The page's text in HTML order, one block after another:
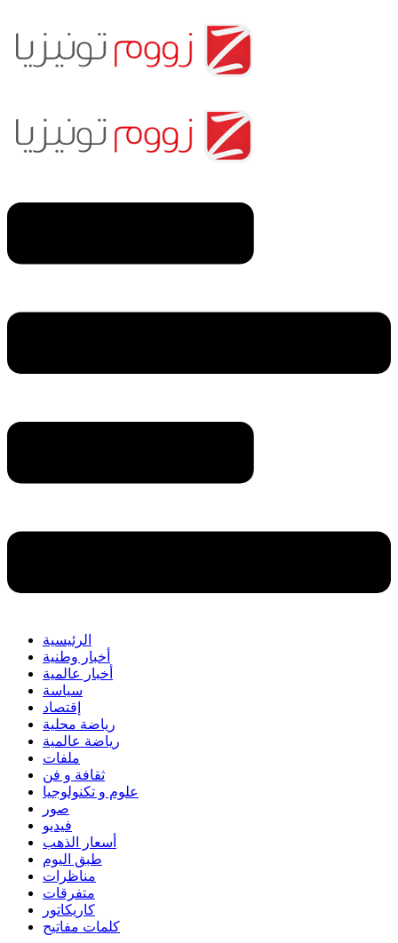
الرئيسية
أخبار وطنية
أخبار عالمية
سياسة
إقتصاد
رياضة محلية
رياضة عالمية
ملفات
ثقافة و فن
علوم و تكنولوجيا
صور
فيديو
أسعار الذهب
طبق اليوم
مناظرات
متفرقات
كاريكاتور
كلمات مفاتيح